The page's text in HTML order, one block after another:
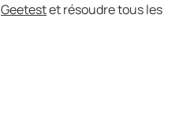
Geetestet résoudre tous les